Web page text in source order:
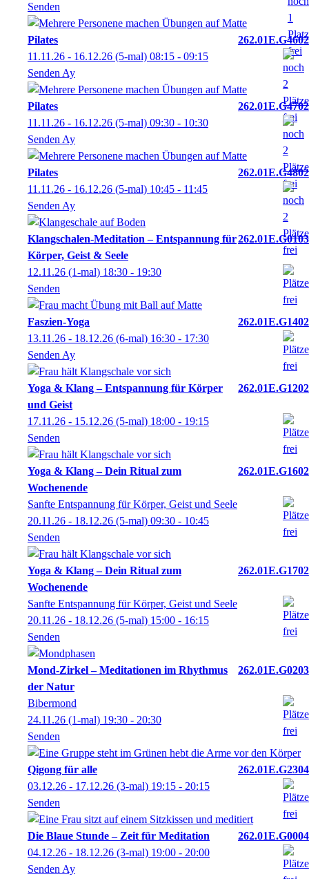
Senden
Pilates
262.01E.G4602
11.11.26 - 16.12.26 (5-mal) 08:15 - 09:15
Senden Ay
Pilates
262.01E.G4702
11.11.26 - 16.12.26 (5-mal) 09:30 - 10:30
Senden Ay
Pilates
262.01E.G4802
11.11.26 - 16.12.26 (5-mal) 10:45 - 11:45
Senden Ay
Klangschalen-Meditation – Entspannung für
Körper, Geist & Seele
262.01E.G0103
12.11.26 (1-mal) 18:30 - 19:30
Senden
Faszien-Yoga
262.01E.G1402
13.11.26 - 18.12.26 (6-mal) 16:30 - 17:30
Senden Ay
Yoga & Klang – Entspannung für Körper
und Geist
262.01E.G1202
17.11.26 - 15.12.26 (5-mal) 18:00 - 19:15
Senden
Yoga & Klang – Dein Ritual zum
Wochenende
262.01E.G1602
Sanfte Entspannung für Körper, Geist und Seele
20.11.26 - 18.12.26 (5-mal) 09:30 - 10:45
Senden
Yoga & Klang – Dein Ritual zum
Wochenende
262.01E.G1702
Sanfte Entspannung für Körper, Geist und Seele
20.11.26 - 18.12.26 (5-mal) 15:00 - 16:15
Senden
Mond-Zirkel – Meditationen im Rhythmus
der Natur
262.01E.G0203
Bibermond
24.11.26 (1-mal) 19:30 - 20:30
Senden
Qigong für alle
262.01E.G2304
03.12.26 - 17.12.26 (3-mal) 19:15 - 20:15
Senden
Die Blaue Stunde – Zeit für Meditation
262.01E.G0004
04.12.26 - 18.12.26 (3-mal) 19:00 - 20:00
Senden Ay